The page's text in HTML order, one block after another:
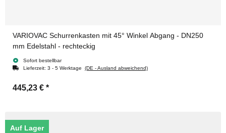
VARIOVAC Schurrenkasten mit 45° Winkel Abgang - DN250
mm Edelstahl - rechteckig
Sofort bestellbar
Lieferzeit: 3 - 5 Werktage (DE - Ausland abweichend)
445,23 € *
Auf Lager